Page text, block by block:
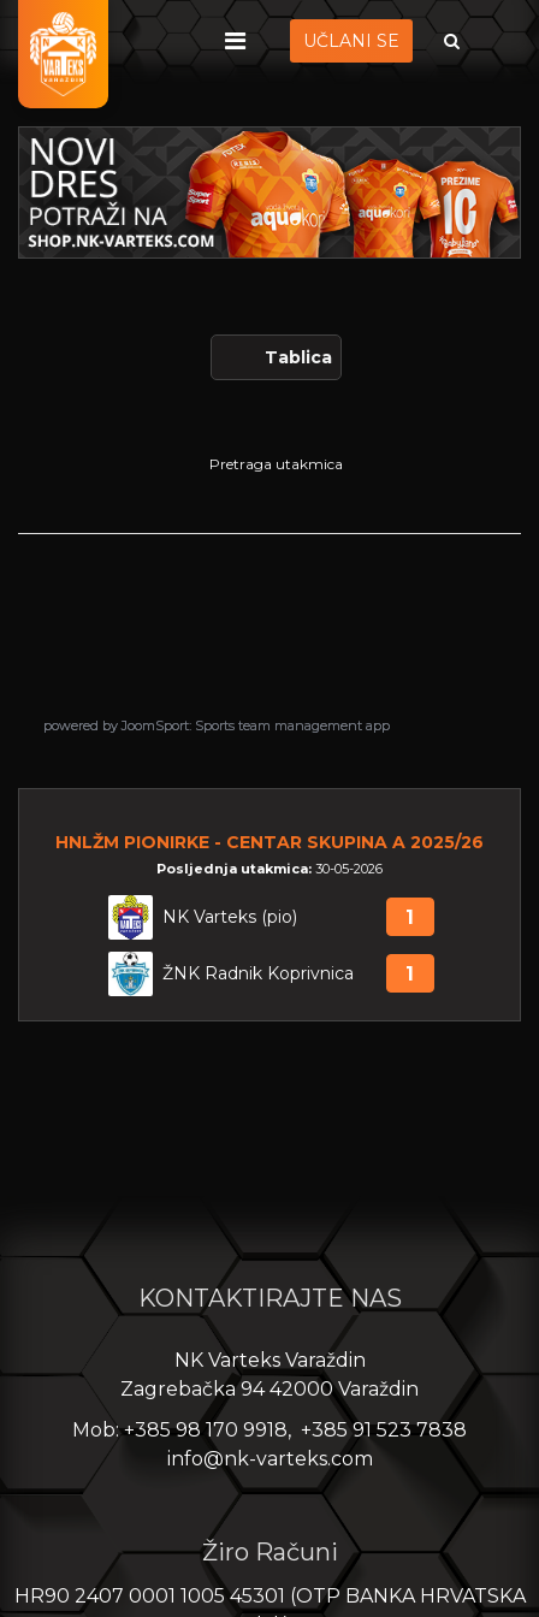
UČLANI SE
Tablica
Pretraga utakmica
powered byJoomSport: Sports team management app
powered byJoomSport: Sports team management app
HNLŽM PIONIRKE - CENTAR SKUPINA A 2025/26
Posljednja utakmica: 30-05-2026
NK Varteks (pio) 1
ŽNK Radnik Koprivnica 1
KONTAKTIRAJTE NAS
NK Varteks Varaždin
Zagrebačka 94 42000 Varaždin
Mob: +385 98 170 9918, +385 91 523 7838
info@nk-varteks.com
Žiro Računi
HR90 2407 0001 1005 45301 (OTP BANKA HRVATSKA